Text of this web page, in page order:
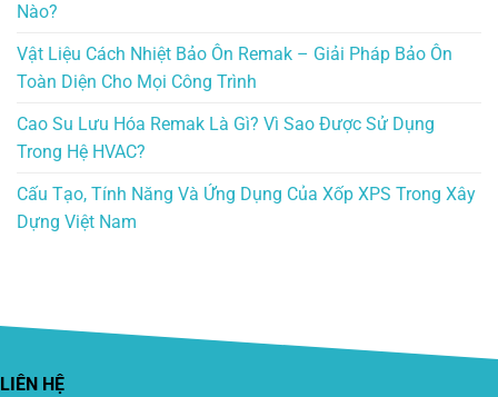
Nào?
Vật Liệu Cách Nhiệt Bảo Ôn Remak – Giải Pháp Bảo Ôn
Toàn Diện Cho Mọi Công Trình
Cao Su Lưu Hóa Remak Là Gì? Vì Sao Được Sử Dụng
Trong Hệ HVAC?
Cấu Tạo, Tính Năng Và Ứng Dụng Của Xốp XPS Trong Xây
Dựng Việt Nam
LIÊN HỆ